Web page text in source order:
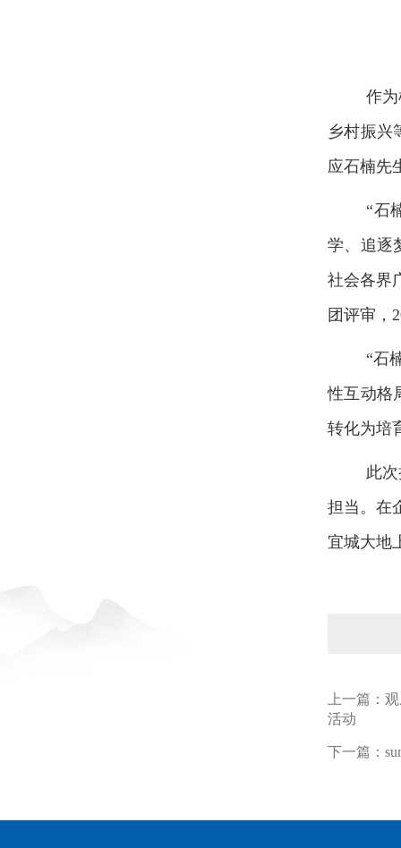
作
乡村振兴
应石楠先
“石
学、追逐
社会各界
团评审，
“石
性互动格
转化为培
此
担当。在
宜城大地
上一篇：
活动
下一篇：